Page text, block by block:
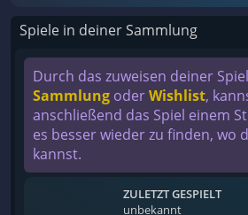
Spiele in deiner Sammlung
Durch das zuweisen deiner
Sammlung oderWishlist,
anschließend das Spiel einem
es besser wieder zu finden, wo
kannst.
ZULETZT GESPIELT
unbekannt